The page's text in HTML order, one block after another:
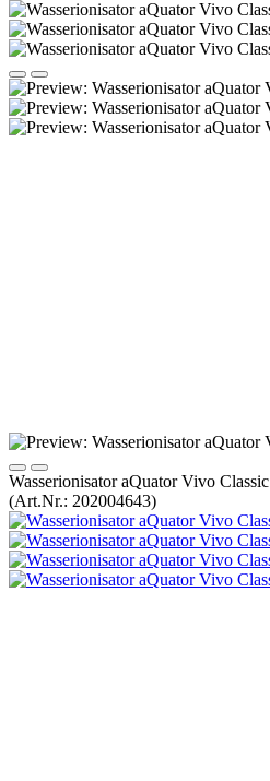
Wasserionisator aQuator Vivo Classic
(Art.Nr.: 202004643)